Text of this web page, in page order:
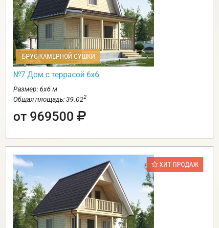
БРУС КАМЕРНОЙ СУШКИ
№7 Дом с террасой 6х6
Размер: 6х6 м
Общая площадь: 39.022
от 969500
ХИТ ПРОДАЖ